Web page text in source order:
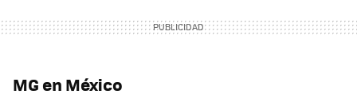
MG en México